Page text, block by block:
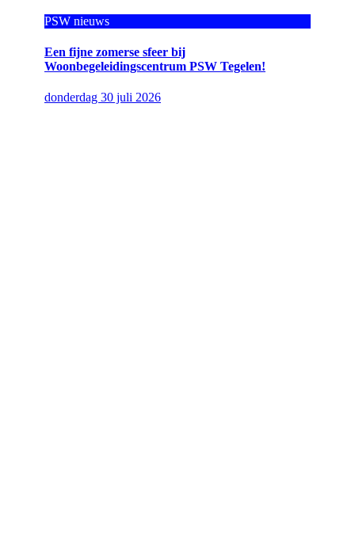
PSW nieuws
Een fijne zomerse sfeer bij
Woonbegeleidingscentrum PSW Tegelen!
donderdag 30 juli 2026